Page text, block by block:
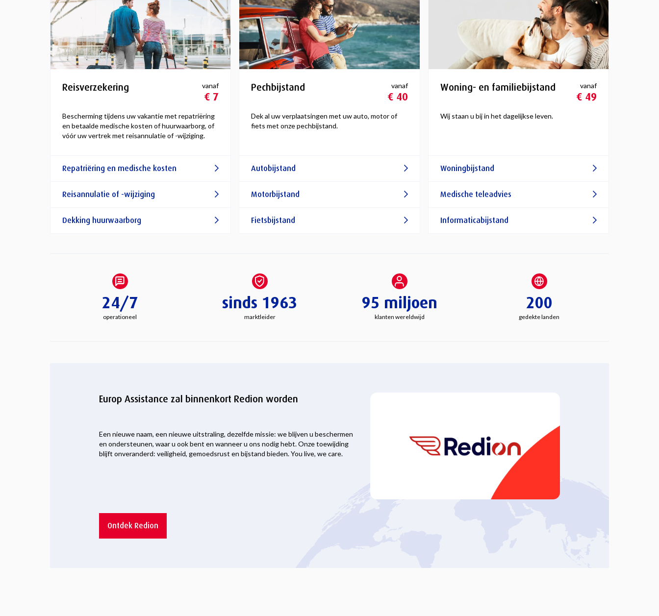
Reisverzekering vanaf
€ 7
Bescherming tijdens uw vakantie met repatriëring
en betaalde medische kosten of huurwaarborg, of
vóór uw vertrek met reisannulatie of -wijziging.
Repatriëring en medische kosten
Reisannulatie of -wijziging
Dekking huurwaarborg
Pechbijstand vanaf
€ 40
Dek al uw verplaatsingen met uw auto, motor of
fiets met onze pechbijstand.
Autobijstand
Motorbijstand
Fietsbijstand
Woning- en familiebijstand vanaf
€ 49
Wij staan u bij in het dagelijkse leven.
Woningbijstand
Medische teleadvies
Informaticabijstand
24/7
operationeel
sinds 1963
marktleider
95 miljoen
klanten wereldwijd
200
gedekte landen
Europ Assistance zal binnenkort Redion worden
Een nieuwe naam, een nieuwe uitstraling, dezelfde missie: we blijven u beschermen
en ondersteunen, waar u ook bent en wanneer u ons nodig hebt. Onze toewijding
blijft onveranderd: veiligheid, gemoedsrust en bijstand bieden. You live, we care.
Ontdek Redion